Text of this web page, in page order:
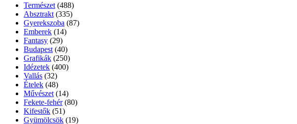
Természet (488)
Absztrakt (335)
Gyerekszoba (87)
Emberek (14)
Fantasy (29)
Budapest (40)
Grafikák (250)
Idézetek (400)
Vallás (32)
Ételek (48)
Művészet (14)
Fekete-fehér (80)
Kifestők (51)
Gyümölcsök (19)